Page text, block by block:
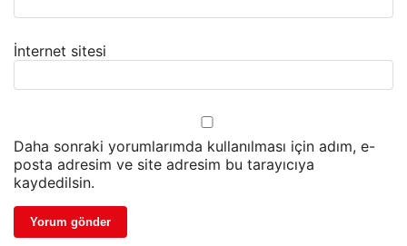
İnternet sitesi
Daha sonraki yorumlarımda kullanılması için adım, e-
posta adresim ve site adresim bu tarayıcıya
kaydedilsin.